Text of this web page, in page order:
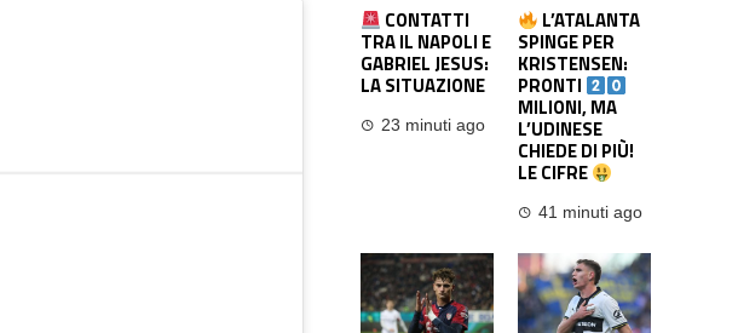
CONTATTI
TRA IL NAPOLI E
GABRIEL JESUS:
LA SITUAZIONE
23 minuti ago
L’ATALANTA
SPINGE PER
KRISTENSEN:
PRONTI
MILIONI, MA
L’UDINESE
CHIEDE DI PIÙ!
LE CIFRE
41 minuti ago